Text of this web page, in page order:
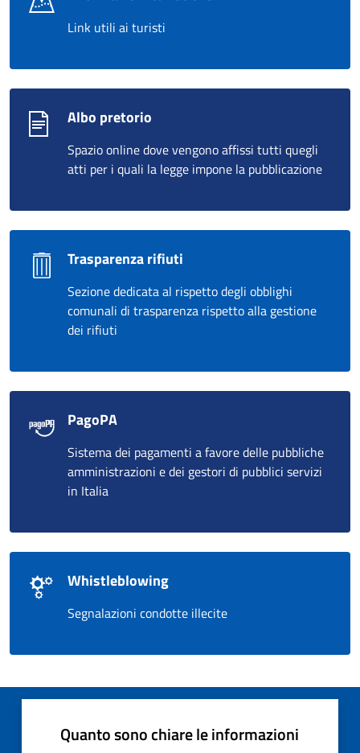
Link utili ai turisti
Albo pretorio
Spazio online dove vengono affissi tutti quegli
atti per i quali la legge impone la pubblicazione
Trasparenza rifiuti
Sezione dedicata al rispetto degli obblighi
comunali di trasparenza rispetto alla gestione
dei rifiuti
PagoPA
Sistema dei pagamenti a favore delle pubbliche
amministrazioni e dei gestori di pubblici servizi
in Italia
Whistleblowing
Segnalazioni condotte illecite
Quanto sono chiare le informazioni